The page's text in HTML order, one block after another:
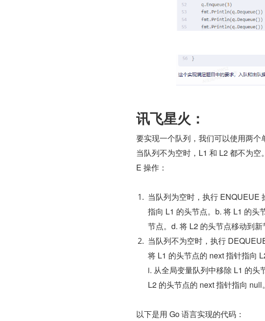
讯飞星火：
要实现一个队列，我们可以使用两个
当队列不为空时，L1 和 L2 都不为
E 操作：
当队列为空时，执行 ENQUEUE
指向 L1 的头节点。b. 将 L1 的头
节点。d. 将 L2 的头节点移动到
当队列不为空时，执行
将 L1 的头节点的 next 指针指向
i. 从全局变量队列中移除 L1 的头
L2 的头节点的 next 指针指向 null
以下是用 Go 语言实现的代码：